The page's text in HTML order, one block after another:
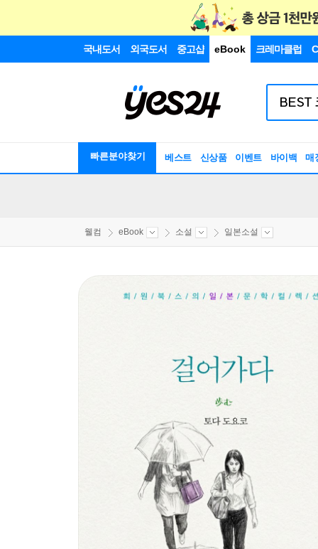
국내도서 외국도서 중고샵 eBook 크레마클럽
빠른분야찾기 베스트 신상품 이벤트 바이백 매
웰컴 eBook 소설 일본소설